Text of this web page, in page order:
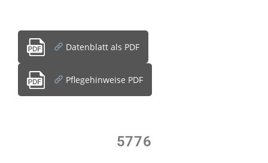
Datenblatt als PDF
Pflegehinweise PDF
5776